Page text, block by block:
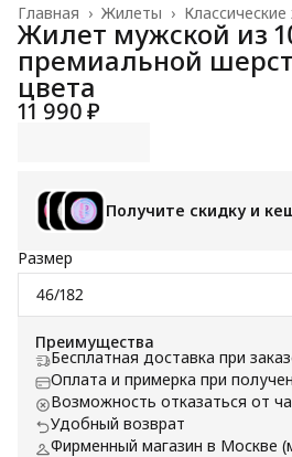
Жилеты ›
Главная ›
Жилет мужской из
премиальной
цвета
11 990 ₽
Получите скидку и
Размер
46/182
Преимущества
Бесплатная доставка при
Оплата и примерка при
Возможность отказаться от
Удобный возврат
Фирменный магазин в Москве